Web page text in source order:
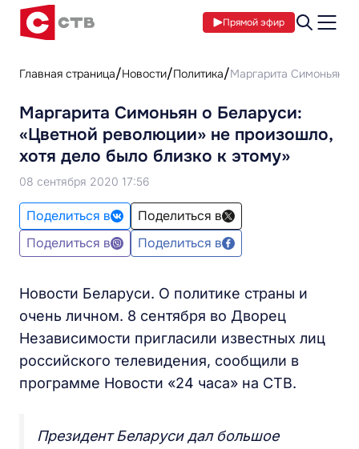
Прямой эфир
Главная страница Новости Политика Маргарита Симоньян о
Маргарита Симоньян о Беларуси:
«Цветной революции» не произошло,
хотя дело было близко к этому»
08 сентября 2020 17:56
Поделиться в
Поделиться в
Поделиться в
Поделиться в
Новости Беларуси. О политике страны и
очень личном. 8 сентября во Дворец
Независимости пригласили известных лиц
российского телевидения, сообщили в
программе Новости «24 часа» на СТВ.
Президент Беларуси дал большое